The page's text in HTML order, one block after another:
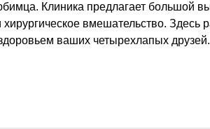
Клиника предлагает большой
вмешательство. Здесь
ваших четырехлапых друзей.